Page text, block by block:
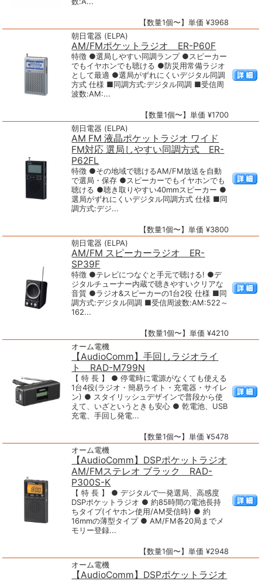
【数量1個〜】単価 ¥3968
朝日電器 (ELPA)
AM/FMポケットラジオ ER-P60F
特徴 ●選局しやすい同調ランプ ●スピーカー
でもイヤホンでも聴ける ●防災用常備ラジオ
として最適 ●選局がずれにくいデジタル同調
方式 仕様 ■同調方式:デジタル同調 ■受信周
波数:AM:...
【数量1個〜】単価 ¥1700
朝日電器 (ELPA)
AM FM 液晶ポケットラジオ ワイド
FM対応 選局しやすい同調方式 ER-
P62FL
特徴 ●その地域で聴けるAM/FM放送を自動
で選局・保存 ●スピーカーでもイヤホンでも
聴ける ●聴き取りやすい40mmスピーカー ●
選局がずれにくいデジタル同調方式 仕様 ■同
調方式:デジ...
【数量1個〜】単価 ¥3800
朝日電器 (ELPA)
AM/FM スピーカーラジオ ER-
SP39F
特徴 ●テレビにつなぐと手元で聴ける! ●デ
ジタルチューナー内蔵で聴きやすいクリアな
音質 ●ラジオ&スピーカーの1台2役 仕様 ■同
調方式:デジタル同調 ■受信周波数:AM:522～
162...
【数量1個〜】単価 ¥4210
オーム電機
【AudioComm】手回しラジオライ
ト RAD-M799N
【 特 長 】 ● 停電時に電源がなくても使える
1台4役(ラジオ・簡易ライト・充電器・サイレ
ン) ● スタイリッシュデザインで普段から使
えて、いざというときも安心 ● 乾電池、USB
充電、手回し発電...
【数量1個〜】単価 ¥5478
オーム電機
【AudioComm】DSPポケットラジオ
AM/FMステレオ ブラック RAD-
P300S-K
【 特 長 】 ● デジタルで一発選局、高感度
DSPポケットラジオ ● 約85時間の電池長持
ちタイプ(イヤホン使用/AM受信時) ● 約
16mmの薄型タイプ ● AM/FM各20局までメ
モリー登録...
【数量1個〜】単価 ¥2948
オーム電機
【AudioComm】DSPポケットラジオ